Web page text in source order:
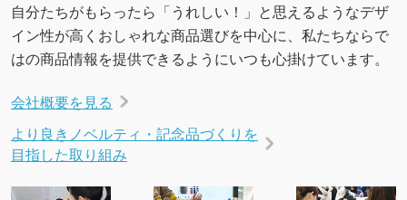
自分たちがもらったら「うれしい！」と思えるようなデザ
イン性が高くおしゃれな商品選びを中心に、私たちならで
はの商品情報を提供できるようにいつも心掛けています。
会社概要を見る
より良きノベルティ・記念品づくりを
目指した取り組み